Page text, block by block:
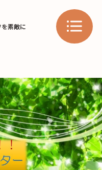
素敵に
暮らし
学び・教育